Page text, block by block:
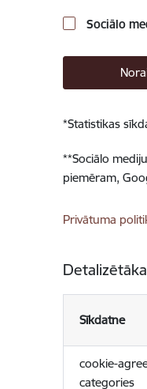
Sociālo
*Statistikas
**Sociālo
piemēram,
Privātuma
Sīkdatne
cookie-
categories